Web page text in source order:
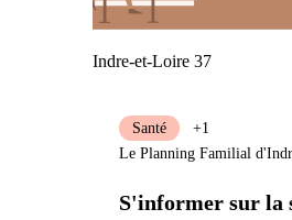
Indre-et-Loire 37
S'informer sur la
Santé
+1
Le Planning Familial